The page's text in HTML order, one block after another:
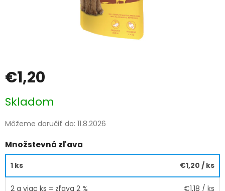
€1,20
cena:
Skladom
Môžeme doručiť do: 11.8.2026
Množstevná zľava
1 ks €1,20 / ks
2 a viac ks = zľava 2 % €1,18 / ks